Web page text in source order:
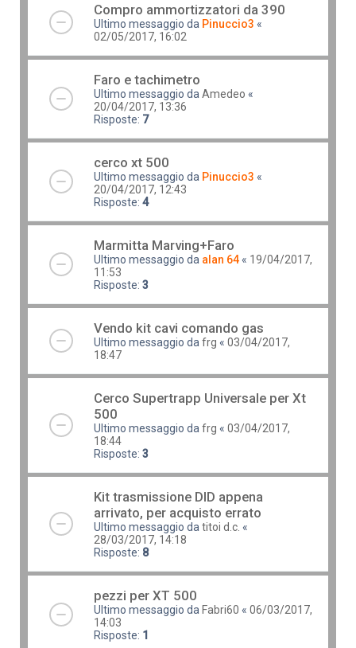
Compro ammortizzatori da 390
Ultimo messaggio da Pinuccio3 «
02/05/2017, 16:02
Faro e tachimetro
Ultimo messaggio da Amedeo «
20/04/2017, 13:36
Risposte: 7
cerco xt 500
Ultimo messaggio da Pinuccio3 «
20/04/2017, 12:43
Risposte: 4
Marmitta Marving+Faro
Ultimo messaggio da alan 64 « 19/04/2017,
11:53
Risposte: 3
Vendo kit cavi comando gas
Ultimo messaggio da frg « 03/04/2017,
18:47
Cerco Supertrapp Universale per Xt
500
Ultimo messaggio da frg « 03/04/2017,
18:44
Risposte: 3
Kit trasmissione DID appena
arrivato, per acquisto errato
Ultimo messaggio da titoi d.c. «
28/03/2017, 14:18
Risposte: 8
pezzi per XT 500
Ultimo messaggio da Fabri60 « 06/03/2017,
14:03
Risposte: 1